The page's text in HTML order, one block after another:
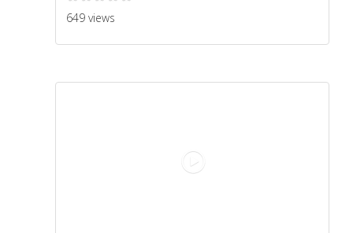
649 views